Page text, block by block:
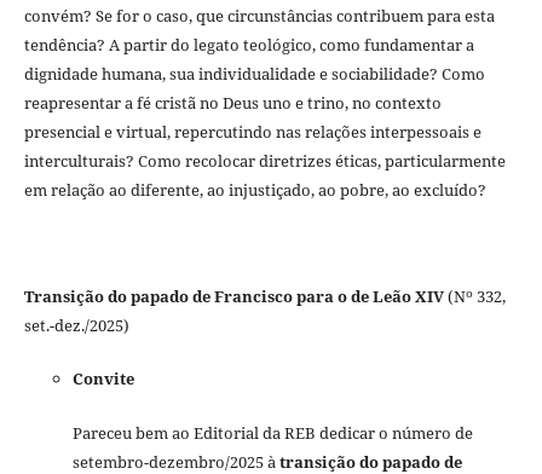
convém? Se for o caso, que circunstâncias contribuem para esta
tendência? A partir do legato teológico, como fundamentar a
dignidade humana, sua individualidade e sociabilidade? Como
reapresentar a fé cristã no Deus uno e trino, no contexto
presencial e virtual, repercutindo nas relações interpessoais e
interculturais? Como recolocar diretrizes éticas, particularmente
em relação ao diferente, ao injustiçado, ao pobre, ao excluído?
Transição do papado de Francisco para o de Leão XIV(No332,
set.-dez./2025)
Convite
Pareceu bem ao Editorial da REB dedicar o número de
setembro-dezembro/2025 à transição do papado de